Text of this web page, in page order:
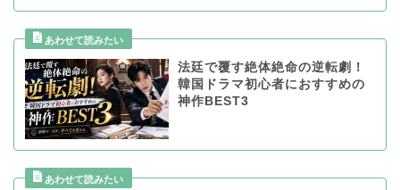
法廷で覆す絶体絶命の逆転劇！
韓国ドラマ初心者におすすめの
神作BEST3